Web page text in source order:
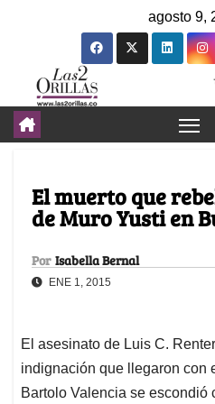
agosto 9,
El muerto que
de Muro Yusti en
Por Isabella Bernal
ENE 1, 2015
El asesinato de Luis C.
indignación que llegaron con
Bartolo Valencia se escondió